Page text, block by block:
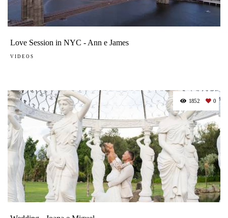
Love Session in NYC - Ann e James
VIDEOS
1852 0